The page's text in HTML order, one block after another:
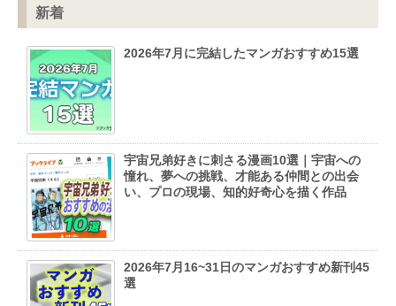
新着
2026年7月に完結したマンガおすすめ15選
宇宙兄弟好きに刺さる漫画10選｜宇宙への
憧れ、夢への挑戦、才能ある仲間との出会
い、プロの現場、知的好奇心を描く作品
2026年7月16~31日のマンガおすすめ新刊45
選